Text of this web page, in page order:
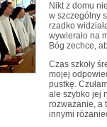
Nikt z domu
w szczególny
rzadko
wywierało na
Bóg zechce,
Czas szkoły
mojej
pustkę.
ale szybko jej
rozważanie, a
innymi